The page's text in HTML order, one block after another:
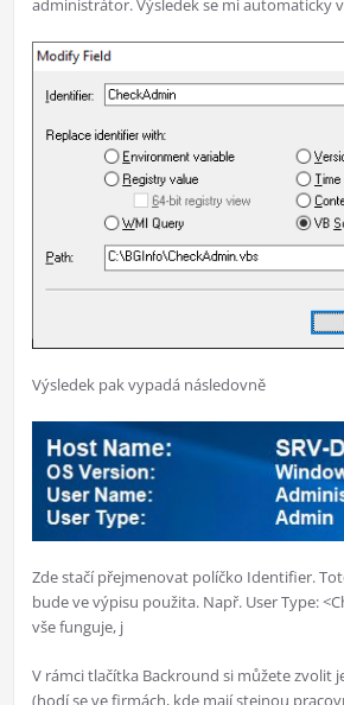
administrátor. Výsledek se mi automaticky
Výsledek pak vypadá následovně
Zde stačí přejmenovat políčko Identifier.
bude ve výpisu použita. Např. User Type:
vše funguje, j
V rámci tlačítka Backround si můžete zvolit
(hodí se ve firmách, kde mají stejnou